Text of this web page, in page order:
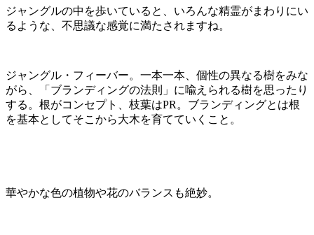
ジャングルの中を歩いていると、いろんな精霊がまわりにい
るような、不思議な感覚に満たされますね。
ジャングル・フィーバー。一本一本、個性の異なる樹をみな
がら、「ブランディングの法則」に喩えられる樹を思ったり
する。根がコンセプト、枝葉はPR。ブランディングとは根
を基本としてそこから大木を育てていくこと。
華やかな色の植物や花のバランスも絶妙。